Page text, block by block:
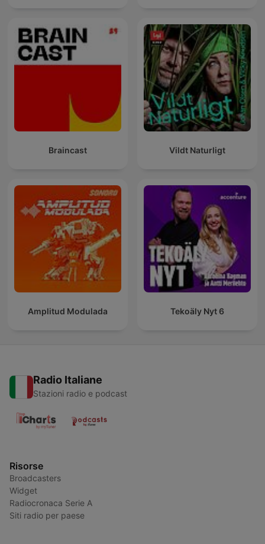
Braincast Vildt Naturligt
Amplitud Modulada Tekoäly Nyt 6
Radio Italiane
Stazioni radio e podcast
Risorse
Broadcasters
Widget
Radiocronaca Serie A
Siti radio per paese